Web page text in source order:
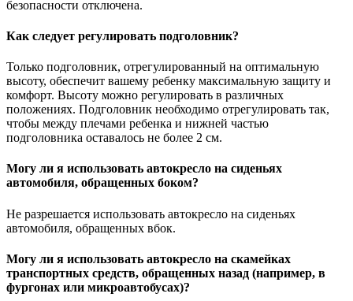
безопасности отключена.
Как следует регулировать подголовник?
Только подголовник, отрегулированный на оптимальную
высоту, обеспечит вашему ребенку максимальную защиту и
комфорт. Высоту можно регулировать в различных
положениях. Подголовник необходимо отрегулировать так,
чтобы между плечами ребенка и нижней частью
подголовника оставалось не более 2 см.
Могу ли я использовать автокресло на сиденьях
автомобиля, обращенных боком?
Не разрешается использовать автокресло на сиденьях
автомобиля, обращенных вбок.
Могу ли я использовать автокресло на скамейках
транспортных средств, обращенных назад (например, в
фургонах или микроавтобусах)?